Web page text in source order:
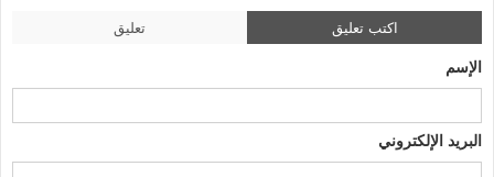
اكتب تعليق تعليق
الإسم
البريد الإلكتروني